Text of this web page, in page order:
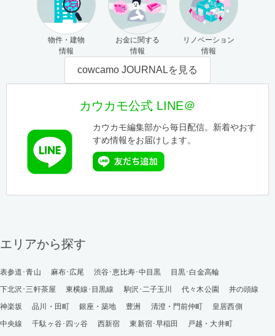
物件・建物
情報
お金に関する
情報
リノベーション
情報
cowcamo JOURNALを見る
カウカモ公式 LINE＠
カウカモ編集部から毎日配信。新着やおす
すめ情報をお届けします。
エリアから探す
表参道･青山 麻布･広尾 渋谷･恵比寿･中目黒
目黒･白金高輪
下北沢･三軒茶屋
東横線･目黒線 駒沢･二子玉川 代々木公園
井の頭線
神楽坂
品川・田町 銀座・築地 豊洲 清澄・門前仲町
皇居西側
中央線
千駄ヶ谷･四ッ谷 西新宿 東新宿･早稲田
戸越・大井町